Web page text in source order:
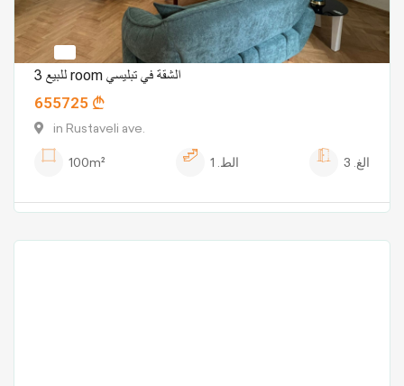
للبيع 3 room الشقة في تبليسي
655725
in Rustaveli ave.
100m²
الط. 1 الغ. 3